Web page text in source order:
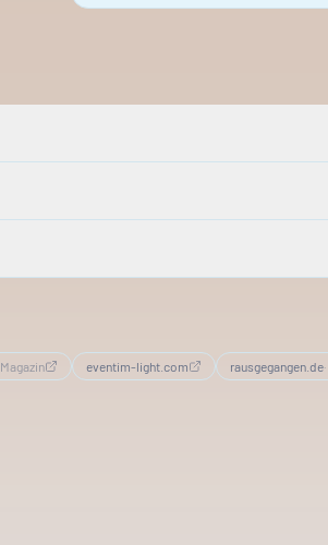
Magazin eventim-light.com rausgegangen.de·